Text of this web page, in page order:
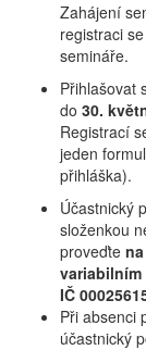
Zahájení
registraci
semináře.
Přihlašovat
do 30.
Registrací
jeden
přihláška).
Účastnický
složenkou
proveďte
variabilním
IČ
Při absenci
účastnický